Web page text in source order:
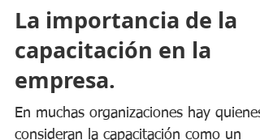
La importancia de la
capacitación en la
empresa.